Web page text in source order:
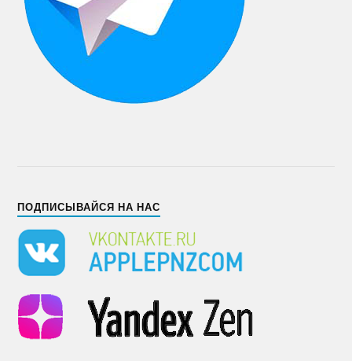
ПОДПИСЫВАЙСЯ НА НАС